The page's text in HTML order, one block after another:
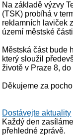
Na základě výzvy
(TSK) probíhá v
reklamních laviček
území městské
Městská část bude
který sloužil
životě v Praze 8,
Děkujeme za
Dostávejte aktuality
Každý den
přehledné zprávě.